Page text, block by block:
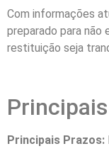
Com informações
preparado para não
restituição seja
Principais Prazos: